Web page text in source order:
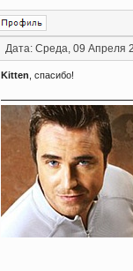
Дата: Среда, 09 Апреля
Kitten , спасибо!